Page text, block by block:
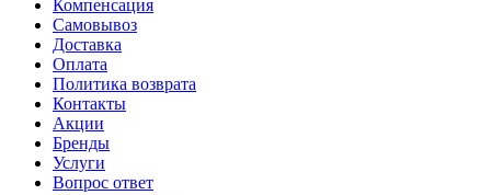
Компенсация
Самовывоз
Доставка
Оплата
Политика возврата
Контакты
Акции
Бренды
Услуги
Вопрос ответ